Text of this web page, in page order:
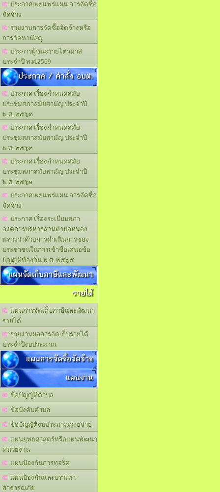
ประกาศเผยแพร่แผน การจัดซื้อ
จัดจ้าง
รายงานการจัดซื้อจ้ดจ้างหรือ
การจัดหาพัสดุ
ประการผู้ชนะรายไตรมาส
ประจำปี พ.ศ.2569
ประกาศ / คำสั่ง อบต.
ประกาศ เรื่องกำหนดสมัย
ประชุมสภาสมัยสามัญ ประจำปี
พ.ศ. ๒๕๖๓
ประกาศ เรื่องกำหนดสมัย
ประชุมสภาสมัยสามัญ ประจำปี
พ.ศ. ๒๕๖๒
ประกาศ เรื่องกำหนดสมัย
ประชุมสภาสมัยสามัญ ประจำปี
พ.ศ. ๒๕๖๑
ประกาศเผยแพร่แผน การจัดซื้อ
จัดจ้าง
ประกาศ เรื่องระเบียบสภา
องค์การบริหารส่วนตำบลหนอง
พลวงว่าด้วยการดำเนินการของ
ประชาชนในการเข้าชื่อเสนอข้อ
บัญญัติท้องถิ่น พ.ศ. ๒๕๖๕
แผนจัดเก็บภาษีและพัฒนา
รายได้
แผนการจัดเก็บภาษีและพัฒนา
รายได้
รายงานผลการจัดเก็บรายได้
ประจำปีงบประมาณ
แผนการจัดซื้อจัดจ้าง
แผนงาน
ข้อบัญญัติตำบล
ข้อบังคับตำบล
ข้อบัญญัติงบประมาณรายจ่าย
แผนยุทธศาสตร์หรือแผนพัฒนา
หน่วยงาน
แผนปัองกันการทุจริต
แผนปัองกันและบรรเทา
สาธารณภัย